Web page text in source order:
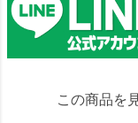
この商品を